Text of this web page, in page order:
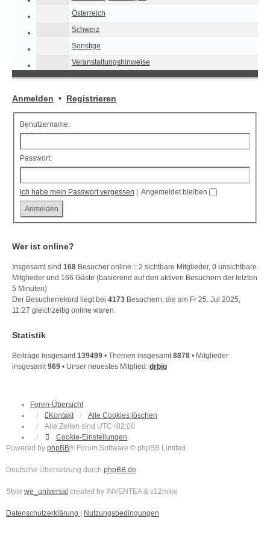
Österreich
Schweiz
Sonstige
Veranstaltungshinweise
Anmelden • Registrieren
Benutzername:
Passwort:
Ich habe mein Passwort vergessen Angemeldet bleiben
Wer ist online?
Insgesamt sind 168 Besucher online :: 2 sichtbare Mitglieder, 0 unsichtbare
Mitglieder und 166 Gäste (basierend auf den aktiven Besuchern der letzten
5 Minuten)
Der Besucherrekord liegt bei 4173 Besuchern, die am Fr 25. Jul 2025,
11:27 gleichzeitig online waren.
Statistik
Beiträge insgesamt 139499 • Themen insgesamt 8878 • Mitglieder
insgesamt 969 • Unser neuestes Mitglied: drbig
Foren-Übersicht
Kontakt
Alle Cookies löschen
Alle Zeiten sind UTC+02:00
Cookie-Einstellungen
Powered by phpBB® Forum Software © phpBB Limited
Deutsche Übersetzung durch phpBB.de
Style we_universal created by INVENTEA & v12mike
Datenschutzerklärung | Nutzungsbedingungen